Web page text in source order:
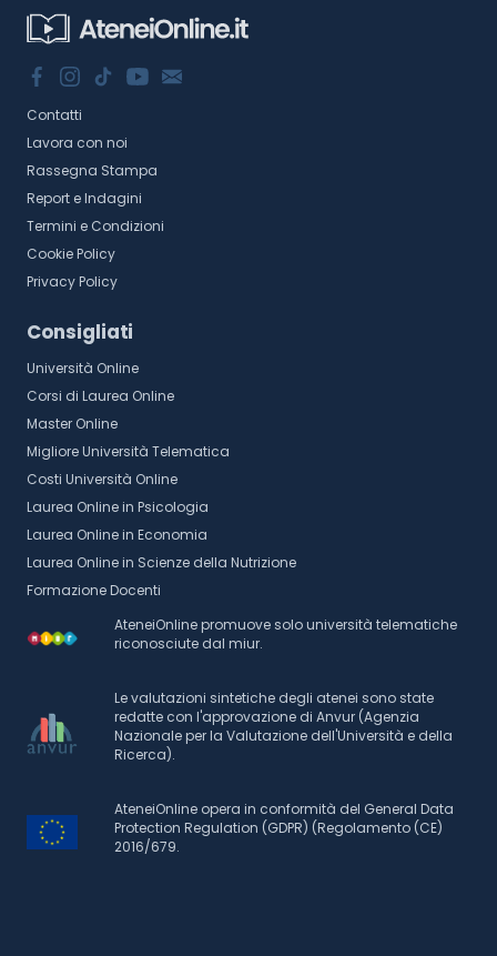
Contatti
Lavora con noi
Rassegna Stampa
Report e Indagini
Termini e Condizioni
Cookie Policy
Privacy Policy
Consigliati
Università Online
Corsi di Laurea Online
Master Online
Migliore Università Telematica
Costi Università Online
Laurea Online in Psicologia
Laurea Online in Economia
Laurea Online in Scienze della Nutrizione
Formazione Docenti
AteneiOnline promuove solo università telematiche
riconosciute dal miur.
Le valutazioni sintetiche degli atenei sono state
redatte con l'approvazione di Anvur (Agenzia
Nazionale per la Valutazione dell'Università e della
Ricerca).
AteneiOnline opera in conformità del General Data
Protection Regulation (GDPR) (Regolamento (CE)
2016/679.